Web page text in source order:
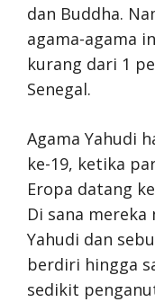
dan Buddha.
agama-agama
kurang dari 1
Senegal.
Agama Yahudi
ke-19, ketika
Eropa datang
Di sana
Yahudi dan
berdiri hingga
sedikit